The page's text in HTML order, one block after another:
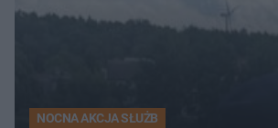
NOCNA AKCJA SŁUŻB